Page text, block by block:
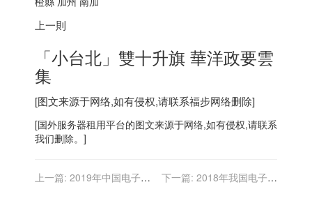
上一則
「小台北」雙十升旗 華洋政要雲
集
[图文来源于网络,如有侵权,请联系福步网络删除]
[国外服务器租用平台的图文来源于网络,如有侵权,请联系
我们删除。]
上一篇: 2019年中国电子商
下一篇: 2018年我国电子商